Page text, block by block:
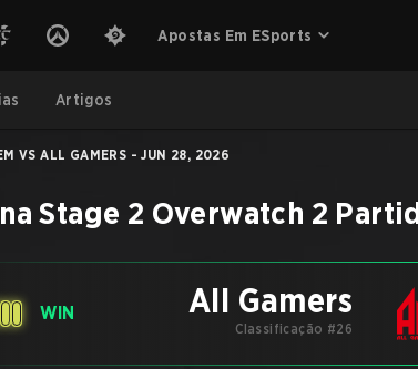
Apostas Em ESports
Artigos
VS ALL GAMERS - JUN 28, 2026
Stage 2 Overwatch 2
WIN All Gamers
Classificação #26